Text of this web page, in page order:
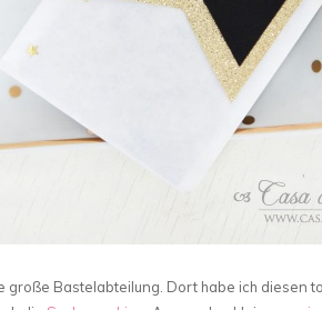
große Bastelabteilung. Dort habe ich diesen